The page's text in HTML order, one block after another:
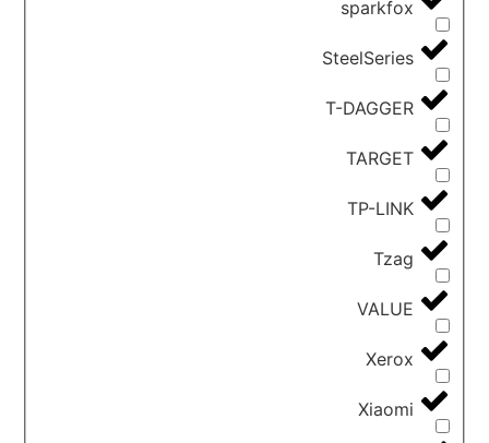
sparkfox
SteelSeries
T-DAGGER
TARGET
TP-LINK
Tzag
VALUE
Xerox
Xiaomi